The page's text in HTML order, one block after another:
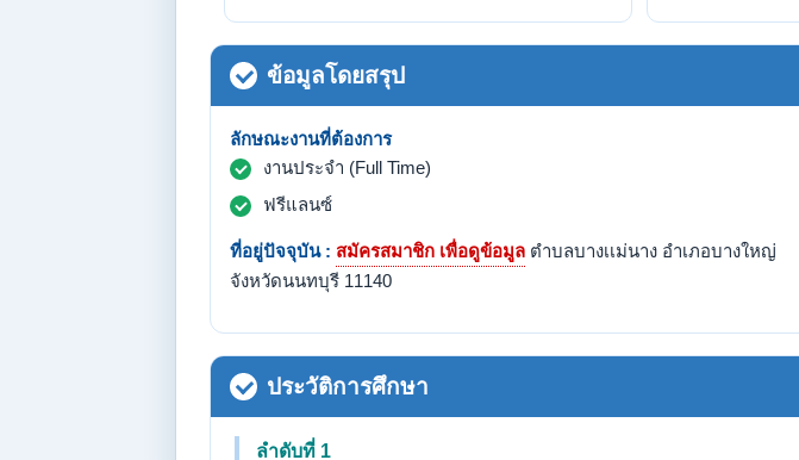
ข้อมูลโดยสรุป
ลักษณะงานที่ต้องการ
งานประจำ (Full Time)
ฟรีแลนซ์
ที่อยู่ปัจจุบัน : สมัครสมาชิก เพื่อดูข้อมูล ตำบลบางเเม่นาง อำเภอบางใหญ่
จังหวัดนนทบุรี 11140
ประวัติการศึกษา
ลำดับที่ 1